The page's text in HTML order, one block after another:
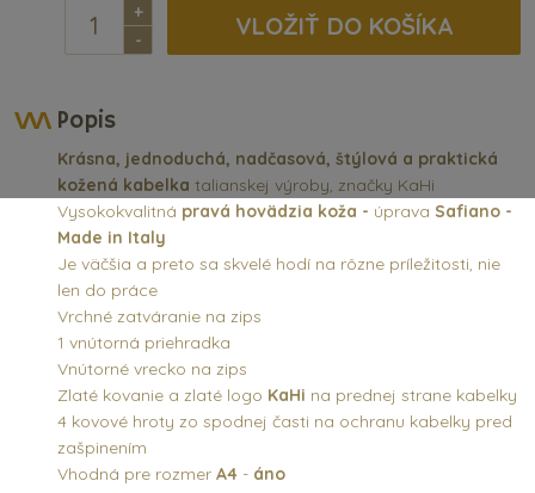
+
-
VLOŽIŤ DO KOŠÍKA
Popis
Krásna, jednoduchá, nadčasová, štýlová a praktická
kožená kabelka talianskej výroby, značky KaHi
Vysokokvalitná pravá hovädzia koža - úprava Safiano -
Made in Italy
Je väčšia a preto sa skvelé hodí na rôzne príležitosti, nie
len do práce
Vrchné zatváranie na zips
1 vnútorná priehradka
Vnútorné vrecko na zips
Zlaté kovanie a zlaté logo KaHi na prednej strane kabelky
4 kovové hroty zo spodnej časti na ochranu kabelky pred
zašpinením
Vhodná pre rozmer A4 - áno